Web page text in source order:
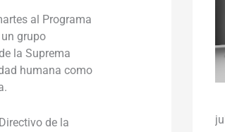
al Programa
grupo
la Suprema
humana como
de la